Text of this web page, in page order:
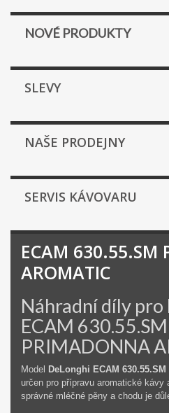
NOVÉ PRODUKTY
SLEVY
NAŠE PRODEJNY
SERVIS KÁVOVARU
ECAM 630.55.SM
AROMATIC
Náhradní díly pro
ECAM 630.55.SM
PRIMADONNA
Model DeLonghi ECAM
určen pro přípravu aromatické
správné mléčné pěny a chodu je